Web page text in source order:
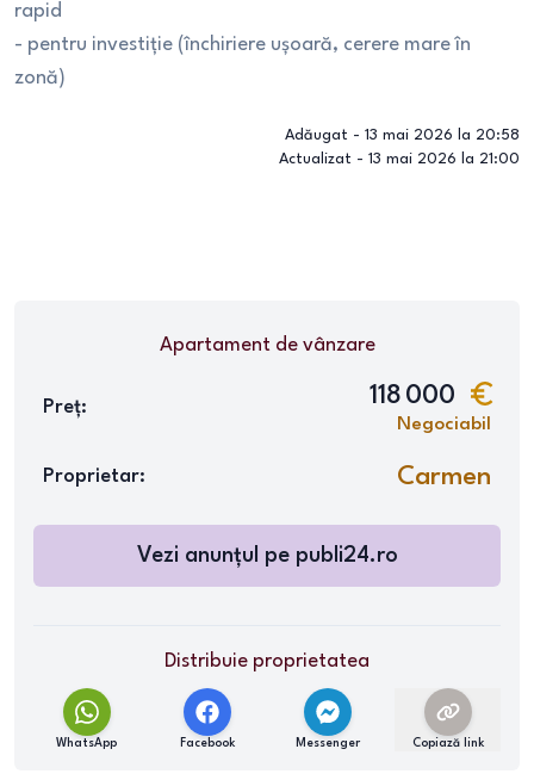
rapid
- pentru investiție (închiriere ușoară, cerere mare în
zonă)
Adăugat - 13 mai 2026 la 20:58
Actualizat - 13 mai 2026 la 21:00
Apartamentde vânzare
Preț: 118 000
Negociabil
Proprietar: Carmen
Vezi anunțul pe publi24.ro
Distribuie proprietatea
WhatsApp Facebook Messenger Copiază link